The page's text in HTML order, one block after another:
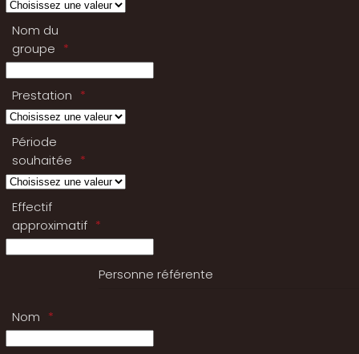
Nom du
groupe
Prestation
Période
souhaitée
Effectif
approximatif
Personne référente
Nom